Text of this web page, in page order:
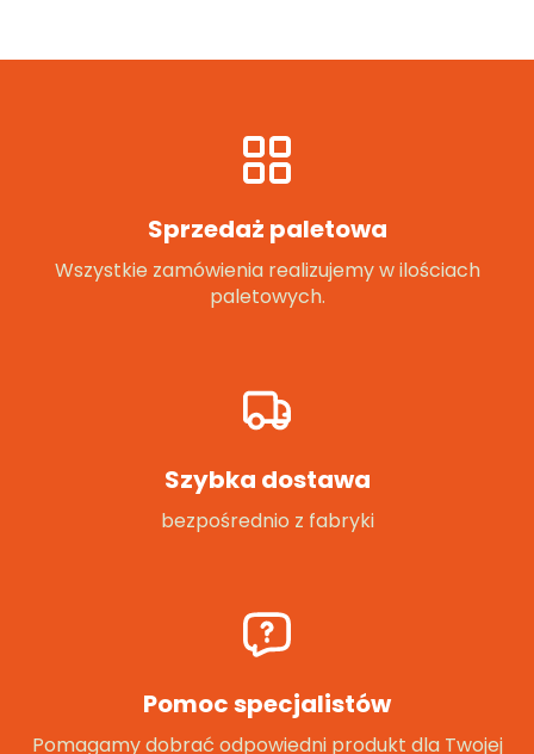
Sprzedaż paletowa
Wszystkie zamówienia realizujemy w ilościach
paletowych.
Szybka dostawa
bezpośrednio z fabryki
Pomoc specjalistów
Pomagamy dobrać odpowiedni produkt dla Twojej